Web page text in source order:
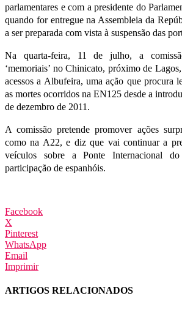
parlamentares e com a presidente do
quando for entregue na Assembleia da
a ser preparada com vista à suspensão das
Na quarta-feira, 11 de julho, a
‘memoriais’ no Chinicato, próximo de
acessos a Albufeira, uma ação que procura
as mortes ocorridos na EN125 desde a
de dezembro de 2011.
A comissão pretende promover ações
como na A22, e diz que vai continuar a
veículos sobre a Ponte Internacional
participação de espanhóis.
Facebook
X
Pinterest
WhatsApp
Email
Imprimir
ARTIGOS RELACIONADOS